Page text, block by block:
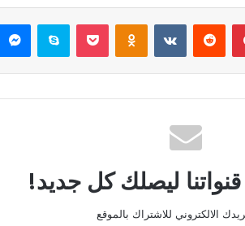
بينتيريست Odnoklassniki
بوكيت سكايب
ليصلك كل جديد!
الالكتروني للاشتراك بالموقع